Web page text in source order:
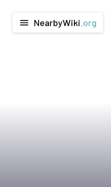
menu NearbyWiki .org